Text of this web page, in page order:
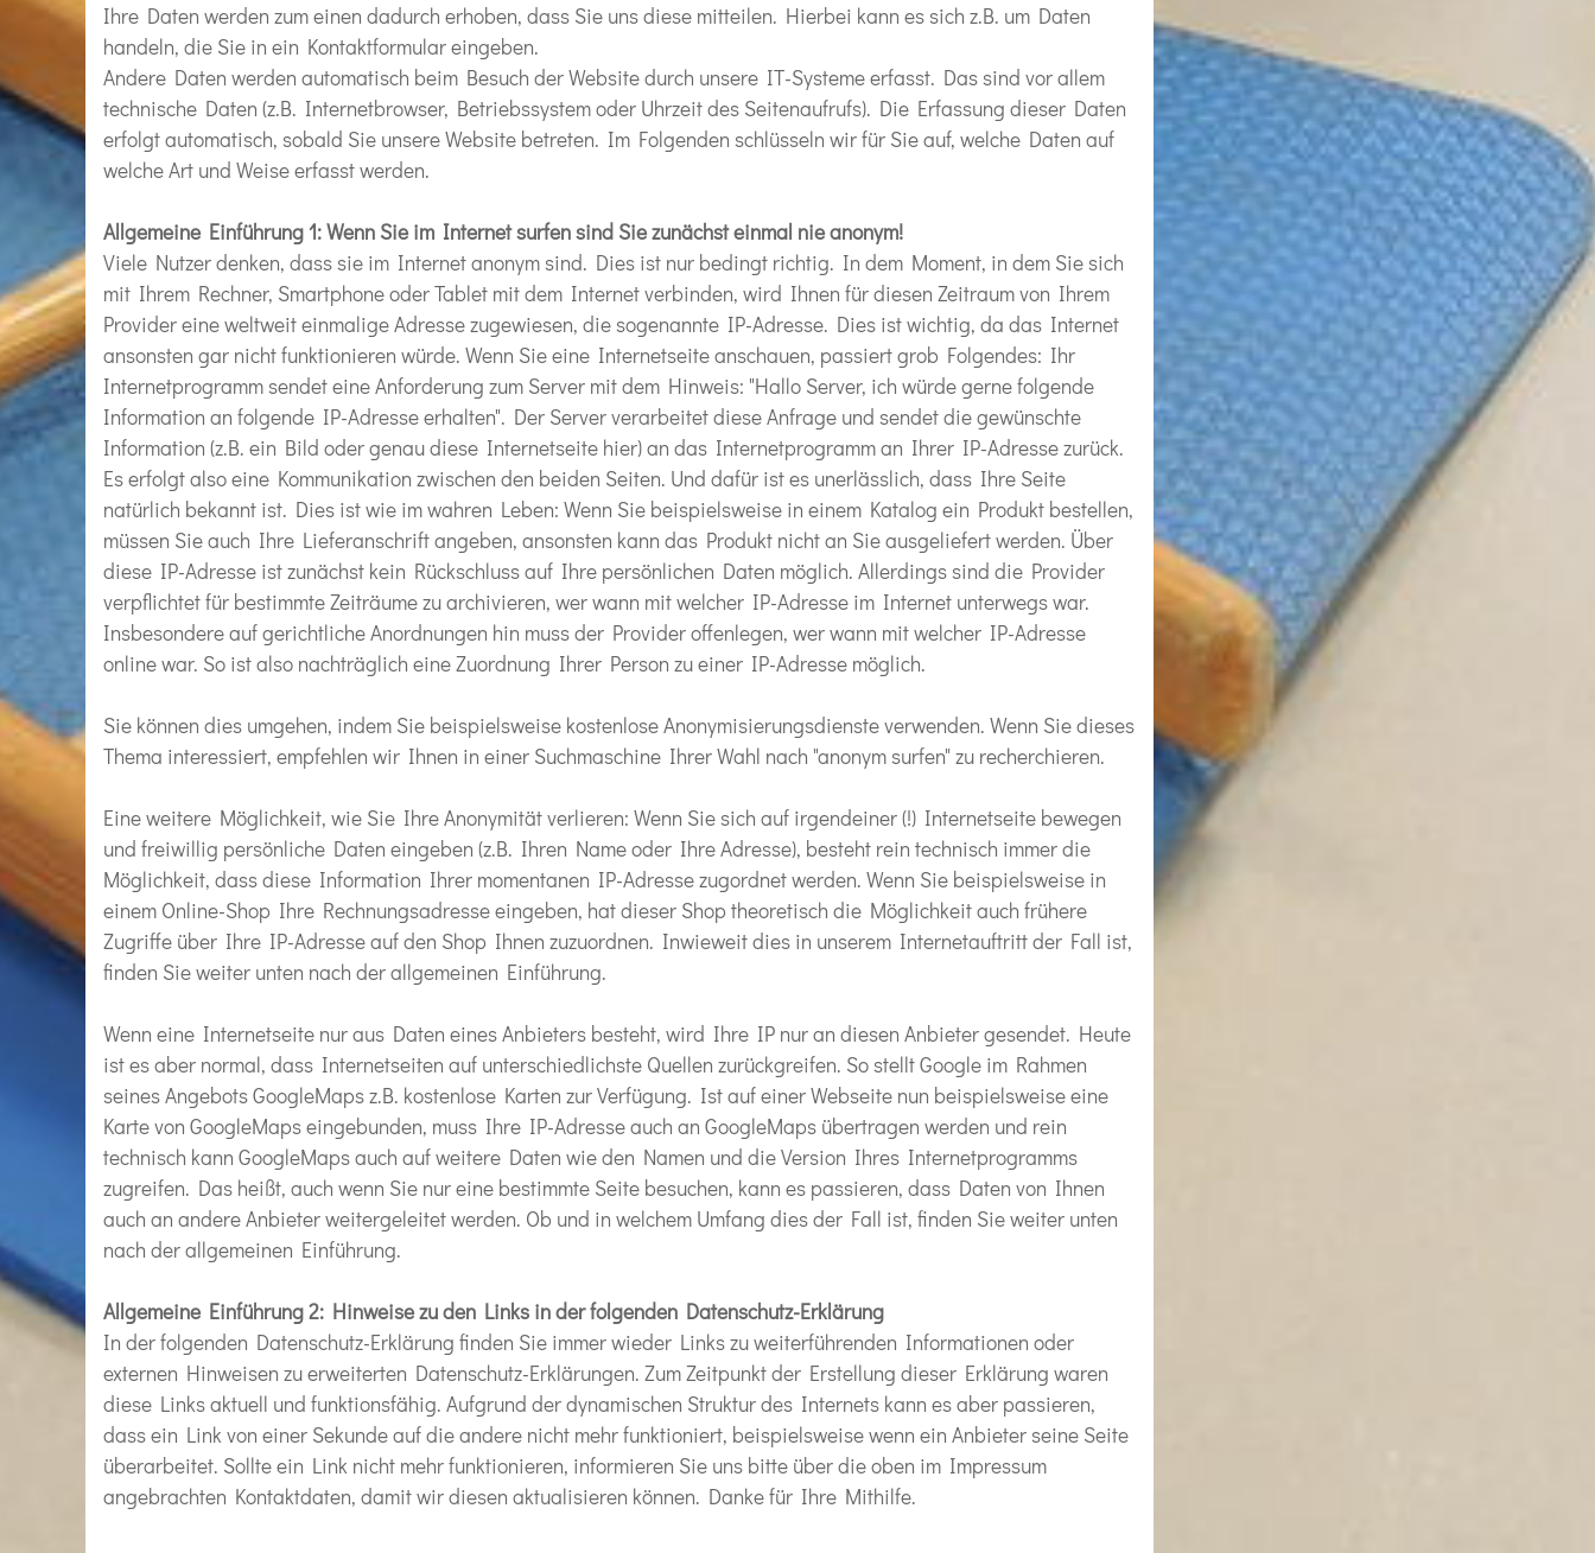
Ihre Daten werden zum einen dadurch erhoben, dass Sie uns diese mitteilen. Hierbei kann es sich z.B. um Daten
handeln, die Sie in ein Kontaktformular eingeben.
Andere Daten werden automatisch beim Besuch der Website durch unsere IT-Systeme erfasst. Das sind vor allem
technische Daten (z.B. Internetbrowser, Betriebssystem oder Uhrzeit des Seitenaufrufs). Die Erfassung dieser Daten
erfolgt automatisch, sobald Sie unsere Website betreten. Im Folgenden schlüsseln wir für Sie auf, welche Daten auf
welche Art und Weise erfasst werden.
Allgemeine Einführung 1: Wenn Sie im Internet surfen sind Sie zunächst einmal nie anonym!
Viele Nutzer denken, dass sie im Internet anonym sind. Dies ist nur bedingt richtig. In dem Moment, in dem Sie sich
mit Ihrem Rechner, Smartphone oder Tablet mit dem Internet verbinden, wird Ihnen für diesen Zeitraum von Ihrem
Provider eine weltweit einmalige Adresse zugewiesen, die sogenannte IP-Adresse. Dies ist wichtig, da das Internet
ansonsten gar nicht funktionieren würde. Wenn Sie eine Internetseite anschauen, passiert grob Folgendes: Ihr
Internetprogramm sendet eine Anforderung zum Server mit dem Hinweis: "Hallo Server, ich würde gerne folgende
Information an folgende IP-Adresse erhalten". Der Server verarbeitet diese Anfrage und sendet die gewünschte
Information (z.B. ein Bild oder genau diese Internetseite hier) an das Internetprogramm an Ihrer IP-Adresse zurück.
Es erfolgt also eine Kommunikation zwischen den beiden Seiten. Und dafür ist es unerlässlich, dass Ihre Seite
natürlich bekannt ist. Dies ist wie im wahren Leben: Wenn Sie beispielsweise in einem Katalog ein Produkt bestellen,
müssen Sie auch Ihre Lieferanschrift angeben, ansonsten kann das Produkt nicht an Sie ausgeliefert werden. Über
diese IP-Adresse ist zunächst kein Rückschluss auf Ihre persönlichen Daten möglich. Allerdings sind die Provider
verpflichtet für bestimmte Zeiträume zu archivieren, wer wann mit welcher IP-Adresse im Internet unterwegs war.
Insbesondere auf gerichtliche Anordnungen hin muss der Provider offenlegen, wer wann mit welcher IP-Adresse
online war. So ist also nachträglich eine Zuordnung Ihrer Person zu einer IP-Adresse möglich.
Sie können dies umgehen, indem Sie beispielsweise kostenlose Anonymisierungsdienste verwenden. Wenn Sie dieses
Thema interessiert, empfehlen wir Ihnen in einer Suchmaschine Ihrer Wahl nach "anonym surfen" zu recherchieren.
Eine weitere Möglichkeit, wie Sie Ihre Anonymität verlieren: Wenn Sie sich auf irgendeiner (!) Internetseite bewegen
und freiwillig persönliche Daten eingeben (z.B. Ihren Name oder Ihre Adresse), besteht rein technisch immer die
Möglichkeit, dass diese Information Ihrer momentanen IP-Adresse zugordnet werden. Wenn Sie beispielsweise in
einem Online-Shop Ihre Rechnungsadresse eingeben, hat dieser Shop theoretisch die Möglichkeit auch frühere
Zugriffe über Ihre IP-Adresse auf den Shop Ihnen zuzuordnen. Inwieweit dies in unserem Internetauftritt der Fall ist,
finden Sie weiter unten nach der allgemeinen Einführung.
Wenn eine Internetseite nur aus Daten eines Anbieters besteht, wird Ihre IP nur an diesen Anbieter gesendet. Heute
ist es aber normal, dass Internetseiten auf unterschiedlichste Quellen zurückgreifen. So stellt Google im Rahmen
seines Angebots GoogleMaps z.B. kostenlose Karten zur Verfügung. Ist auf einer Webseite nun beispielsweise eine
Karte von GoogleMaps eingebunden, muss Ihre IP-Adresse auch an GoogleMaps übertragen werden und rein
technisch kann GoogleMaps auch auf weitere Daten wie den Namen und die Version Ihres Internetprogramms
zugreifen. Das heißt, auch wenn Sie nur eine bestimmte Seite besuchen, kann es passieren, dass Daten von Ihnen
auch an andere Anbieter weitergeleitet werden. Ob und in welchem Umfang dies der Fall ist, finden Sie weiter unten
nach der allgemeinen Einführung.
Allgemeine Einführung 2: Hinweise zu den Links in der folgenden Datenschutz-Erklärung
In der folgenden Datenschutz-Erklärung finden Sie immer wieder Links zu weiterführenden Informationen oder
externen Hinweisen zu erweiterten Datenschutz-Erklärungen. Zum Zeitpunkt der Erstellung dieser Erklärung waren
diese Links aktuell und funktionsfähig. Aufgrund der dynamischen Struktur des Internets kann es aber passieren,
dass ein Link von einer Sekunde auf die andere nicht mehr funktioniert, beispielsweise wenn ein Anbieter seine Seite
überarbeitet. Sollte ein Link nicht mehr funktionieren, informieren Sie uns bitte über die oben im Impressum
angebrachten Kontaktdaten, damit wir diesen aktualisieren können. Danke für Ihre Mithilfe.